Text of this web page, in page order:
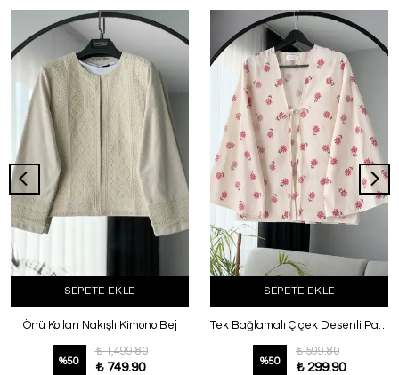
SEPETE EKLE
Önü Kolları Nakışlı Kimono Bej
%50
₺ 1,499.80
₺ 749.90
SEPETE EKLE
Tek Bağlamalı Çiçek Desenli Pamuk Flam Kimono Naturel Fuşya
%50
₺ 599.80
₺ 299.90